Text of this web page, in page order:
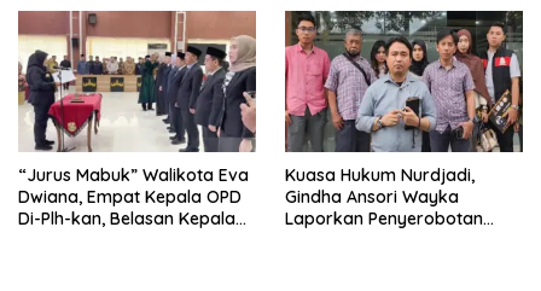
“Jurus Mabuk” Walikota Eva
Dwiana, Empat Kepala OPD
Di-Plh-kan, Belasan Kepala
Kuasa Hukum Nurdjadi,
Gindha Ansori Wayka
Laporkan Penyerobotan